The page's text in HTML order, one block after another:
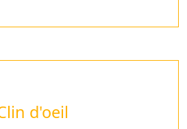
d'oeil